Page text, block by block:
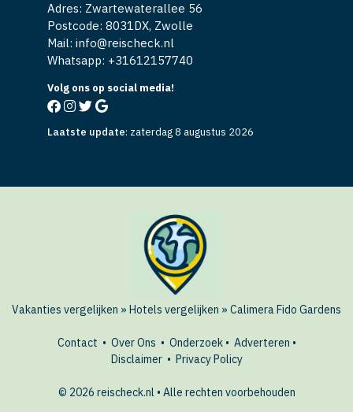
Adres: Zwartewaterallee 56
Postcode: 8031DX, Zwolle
Mail: info@reischeck.nl
Whatsapp: +31612157740
Volg ons op social media!
Laatste update: zaterdag 8 augustus 2026
Vakanties vergelijken » Hotels vergelijken » Calimera Fido Gardens
Contact • Over Ons • Onderzoek• Adverteren •
Disclaimer• Privacy Policy
© 2026 reischeck.nl • Alle rechten voorbehouden